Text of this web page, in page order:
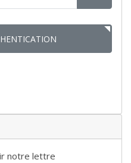
SHOW
notre lettre